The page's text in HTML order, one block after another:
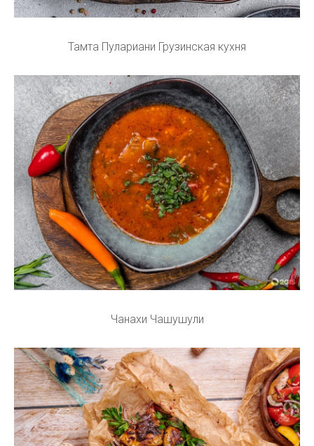
Тамта Пулариани Грузинская кухня
Чанахи Чашушули